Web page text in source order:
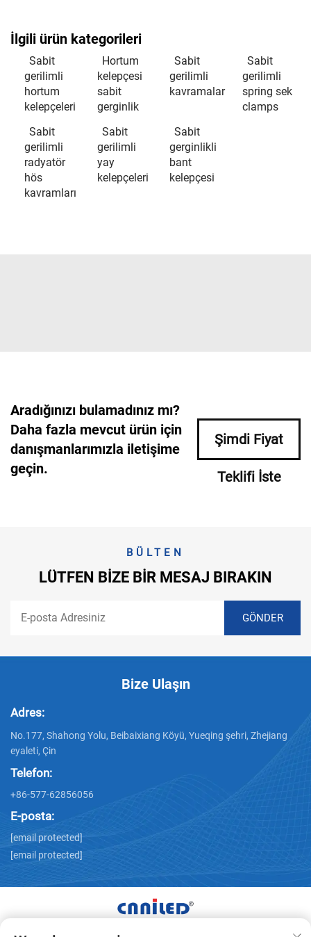
İlgili ürün kategorileri
Sabit
gerilimli
hortum
kelepçeleri
Hortum
kelepçesi
sabit
gerginlik
Sabit
gerilimli
kavramalar
Sabit
gerilimli
spring sek
clamps
Sabit
gerilimli
radyatör
hös
kavramları
Sabit
gerilimli
yay
kelepçeleri
Sabit
gerginlikli
bant
kelepçesi
Aradığınızı bulamadınız mı?
Daha fazla mevcut ürün için
danışmanlarımızla iletişime
geçin.
Şimdi Fiyat
Teklifi İste
BÜLTEN
LÜTFEN BIZE BIR MESAJ BIRAKIN
Bize Ulaşın
Adres:
No.177, Shahong Yolu, Beibaixiang Köyü, Yueqing şehri, Zhejiang
eyaleti, Çin
Telefon:
+86-577-62856056
E-posta:
[email protected]
[email protected]